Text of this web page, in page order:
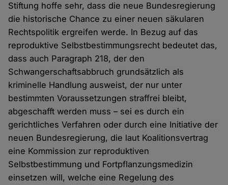
Stiftung hoffe sehr, dass die neue Bundesregierung
die historische Chance zu einer neuen säkularen
Rechtspolitik ergreifen werde. In Bezug auf das
reproduktive Selbstbestimmungsrecht bedeutet das,
dass auch Paragraph 218, der den
Schwangerschaftsabbruch grundsätzlich als
kriminelle Handlung ausweist, der nur unter
bestimmten Voraussetzungen straffrei bleibt,
abgeschafft werden muss – sei es durch ein
gerichtliches Verfahren oder durch eine Initiative der
neuen Bundesregierung, die laut Koalitionsvertrag
eine Kommission zur reproduktiven
Selbstbestimmung und Fortpflanzungsmedizin
einsetzen will, welche eine Regelung des